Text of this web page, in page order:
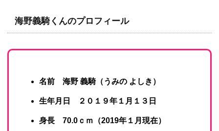
海野義騎くんのプロフィール
名前 海野 義騎（うみの よしき）
生年月日 ２０１９年１月１３日
身長 70.0ｃｍ（2019年１月現在）